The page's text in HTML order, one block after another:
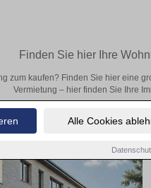
Alle Cookies
Finden Sie hier Ihre
zum kaufen? Finden Sie hier eine
Vermietung – hier finden Sie Ihre